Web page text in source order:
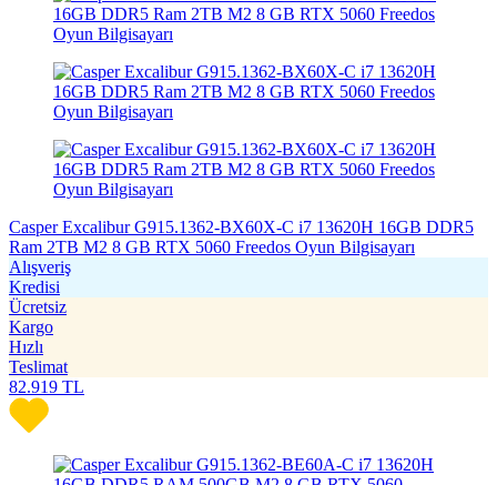
Casper Excalibur G915.1362-BX60X-C i7 13620H 16GB DDR5
Ram 2TB M2 8 GB RTX 5060 Freedos Oyun Bilgisayarı
Alışveriş
Kredisi
Ücretsiz
Kargo
Hızlı
Teslimat
82.919 TL